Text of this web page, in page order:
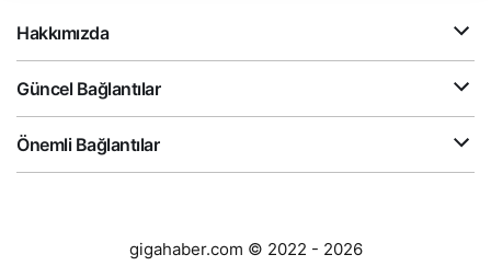
Hakkımızda
Güncel Bağlantılar
Önemli Bağlantılar
gigahaber.com © 2022 - 2026